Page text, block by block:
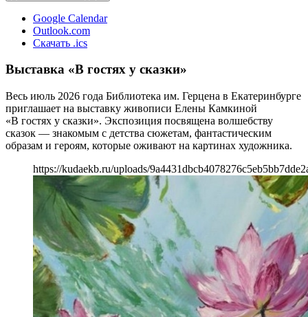
Google Calendar
Outlook.com
Скачать .ics
Выставка «В гостях у сказки»
Весь июль 2026 года Библиотека им. Герцена в Екатеринбурге
приглашает на выставку живописи Елены Камкиной
«В гостях у сказки». Экспозиция посвящена волшебству
сказок — знакомым с детства сюжетам, фантастическим
образам и героям, которые оживают на картинах художника.
https://kudaekb.ru/uploads/